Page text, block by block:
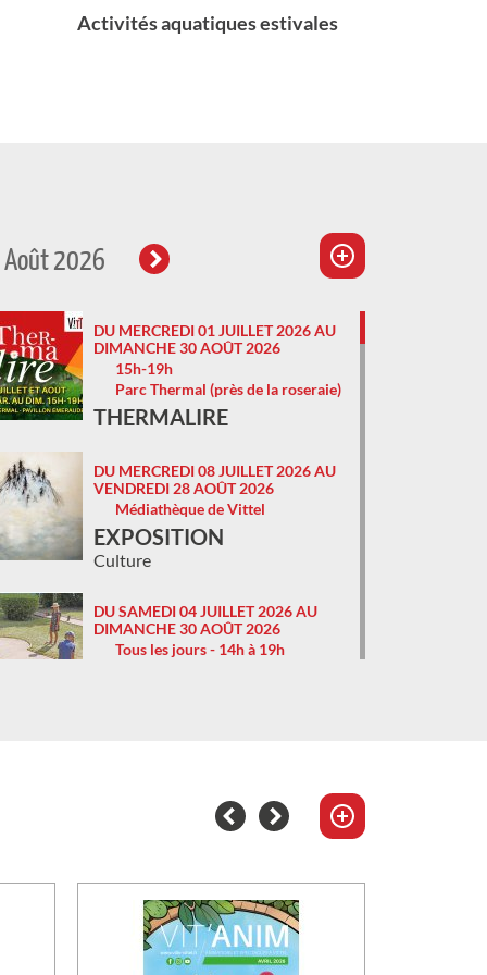
Août 2026
DU MERCREDI 01 JUILLET 2026 AU
DIMANCHE 30 AOÛT 2026
15h-19h
Parc Thermal (près de la roseraie)
THERMALIRE
DU MERCREDI 08 JUILLET 2026 AU
VENDREDI 28 AOÛT 2026
Médiathèque de Vittel
EXPOSITION
Culture
DU SAMEDI 04 JUILLET 2026 AU
DIMANCHE 30 AOÛT 2026
Tous les jours - 14h à 19h
9h à 11h et 15h à 17h
158 avenue Bouloumié
Animation
DU SAMEDI 04 JUILLET 2026 AU
DIMANCHE 30 AOÛT 2026
14h30 à 18h30